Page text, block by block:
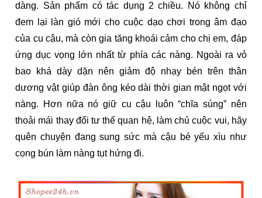
dàng. Sản phẩm có tác dụng 2 chiều. Nó không chỉ
đem lại làn gió mới cho cuộc dạo chơi trong âm đạo
của cu cậu, mà còn gia tăng khoái cảm cho chị em, đáp
ứng dục vọng lớn nhất từ phía các nàng. Ngoài ra vỏ
bao khá dày dặn nên giảm độ nhạy bén trên thân
dương vật giúp đàn ông kéo dài thời gian mật ngọt với
nàng. Hơn nữa nó giữ cu cậu luôn “chĩa súng” nên
thoải mái thay đổi tư thế quan hệ, làm chủ cuộc vui, hãy
quên chuyện đang sung sức mà cậu bé yếu xìu như
cọng bún làm nàng tụt hứng đi.